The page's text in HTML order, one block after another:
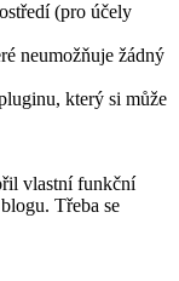
(pro účely
neumožňuje žádný
který si může
vlastní funkční
Třeba se